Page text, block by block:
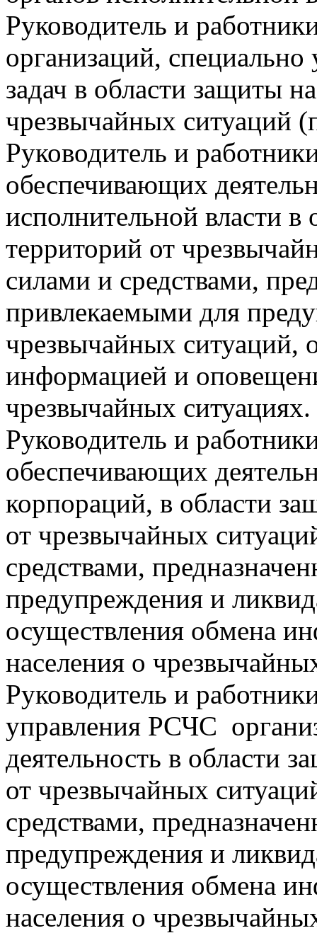
Руководитель и
организаций,
задач в области защиты
чрезвычайных ситуаций
Руководитель и
обеспечивающих
исполнительной власти
территорий от
силами и средствами,
привлекаемыми для
чрезвычайных ситуаций,
информацией и
чрезвычайных
Руководитель и
обеспечивающих
корпораций, в области
от чрезвычайных
средствами,
предупреждения и
осуществления обмена
населения о
Руководитель и
управления РСЧС
деятельность в области
от чрезвычайных
средствами,
предупреждения и
осуществления обмена
населения о